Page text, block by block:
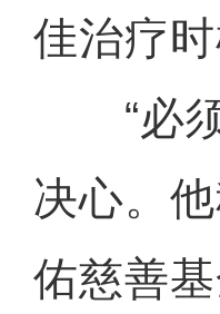
佳治疗时
“必须
决心。
佑慈善